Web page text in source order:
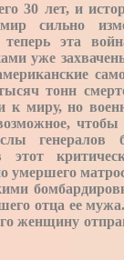
30 лет, и
сильно
эта
уже
тонн
к миру, но
генералов
умершего
отца ее
женщину